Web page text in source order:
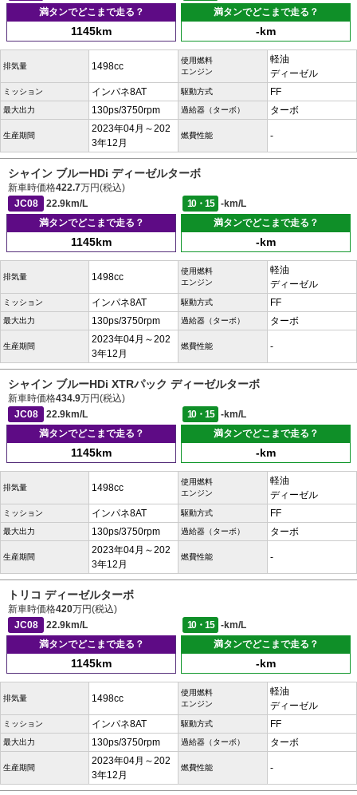
満タンでどこまで走る？
1145km
満タンでどこまで走る？
-km
排気量 1498cc
使用燃料
エンジン
軽油
ディーゼル
ミッション インパネ8AT 駆動方式 FF
最大出力 130ps/3750rpm 過給器（ターボ） ターボ
生産期間
2023年04月～202
3年12月
燃費性能 -
シャイン ブルーHDi ディーゼルターボ
新車時価格422.7万円(税込)
JC08
22.9km/L 10・15
-km/L
満タンでどこまで走る？
1145km
満タンでどこまで走る？
-km
排気量 1498cc
使用燃料
エンジン
軽油
ディーゼル
ミッション インパネ8AT 駆動方式 FF
最大出力 130ps/3750rpm 過給器（ターボ） ターボ
生産期間
2023年04月～202
3年12月
燃費性能 -
シャイン ブルーHDi XTRパック ディーゼルターボ
新車時価格434.9万円(税込)
JC08
22.9km/L 10・15
-km/L
満タンでどこまで走る？
1145km
満タンでどこまで走る？
-km
排気量 1498cc
使用燃料
エンジン
軽油
ディーゼル
ミッション インパネ8AT 駆動方式 FF
最大出力 130ps/3750rpm 過給器（ターボ） ターボ
生産期間
2023年04月～202
3年12月
燃費性能 -
トリコ ディーゼルターボ
新車時価格420万円(税込)
JC08
22.9km/L 10・15
-km/L
満タンでどこまで走る？
1145km
満タンでどこまで走る？
-km
排気量 1498cc
使用燃料
エンジン
軽油
ディーゼル
ミッション インパネ8AT 駆動方式 FF
最大出力 130ps/3750rpm 過給器（ターボ） ターボ
生産期間
2023年04月～202
3年12月
燃費性能 -